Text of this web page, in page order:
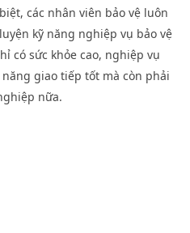
các nhân viên bảo vệ luôn
kỹ năng nghiệp vụ bảo vệ
có sức khỏe cao, nghiệp vụ
giao tiếp tốt mà còn phải
nữa.